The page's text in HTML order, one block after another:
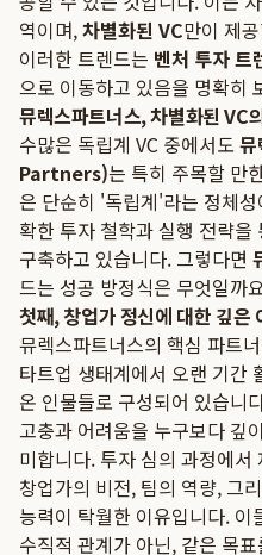
역이며,차별화된 VC만이 제
이러한 트렌드는 벤처 투자 트
으로 이동하고 있음을 명확히
뮤렉스파트너스, 차별화된 VC
수많은 독립계 VC 중에서도
Partners)는 특히 주목할 만
은 단순히 '독립계'라는 정체
확한 투자 철학과 실행 전략
구축하고 있습니다. 그렇다면
드는 성공 방정식은 무엇일까
첫째, 창업가 정신에 대한 깊은
뮤렉스파트너스의 핵심 파트
타트업 생태계에서 오랜 기간
온 인물들로 구성되어 있습니
고충과 어려움을 누구보다 깊
미합니다. 투자 심의 과정에
창업가의 비전, 팀의 역량, 그
능력이 탁월한 이유입니다.
수직적 관계가 아닌, 같은 목